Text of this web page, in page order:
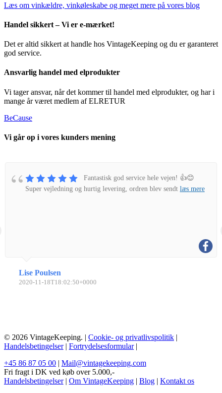
Læs om vinkældre, vinkøleskabe og meget mere på vores blog
Handel sikkert – Vi er e-mærket!
Det er altid sikkert at handle hos VintageKeeping og du er garanteret
god service.
Ansvarlig handel med elprodukter
Vi tager ansvar, når det kommer til handel med elprodukter, og har i
mange år været medlem af ELRETUR
BeCause
Vi går op i vores kunders mening
Fantastisk god service hele vejen! 👍😊
Super vejledning og hurtig levering, ordren blev sendt læs mere
Lise Poulsen
2020-11-18T18:02:50+0000
© 2026 VintageKeeping. | Cookie- og privatlivspolitik |
Handelsbetingelser| Fortrydelsesformular|
+45 86 87 05 00 | Mail@vintagekeeping.com
Fri fragt i DK ved køb over 5.000,-
Handelsbetingelser| Om VintageKeeping | Blog | Kontakt os